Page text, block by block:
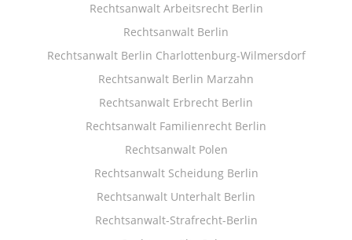
Rechtsanwalt Arbeitsrecht Berlin
Rechtsanwalt Berlin
Rechtsanwalt Berlin Charlottenburg-Wilmersdorf
Rechtsanwalt Berlin Marzahn
Rechtsanwalt Erbrecht Berlin
Rechtsanwalt Familienrecht Berlin
Rechtsanwalt Polen
Rechtsanwalt Scheidung Berlin
Rechtsanwalt Unterhalt Berlin
Rechtsanwalt-Strafrecht-Berlin